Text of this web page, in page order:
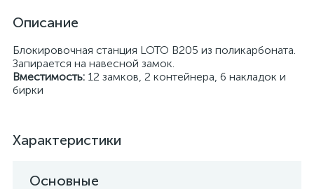
Описание
Блокировочная станция LOTO В205 из поликарбоната.
Запирается на навесной замок.
Вместимость: 12 замков, 2 контейнера, 6 накладок и
бирки
Характеристики
Основные